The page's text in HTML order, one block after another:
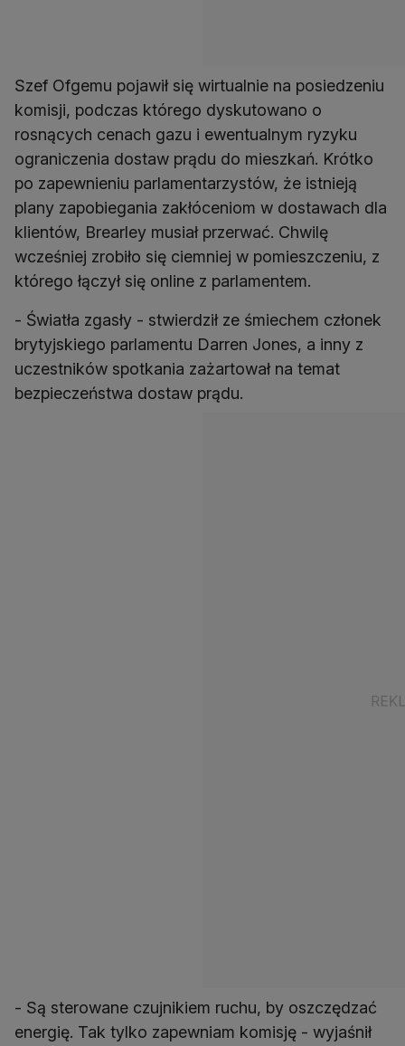
Szef Ofgemu pojawił się wirtualnie na posiedzeniu
komisji, podczas którego dyskutowano o
rosnących cenach gazu i ewentualnym ryzyku
ograniczenia dostaw prądu do mieszkań. Krótko
po zapewnieniu parlamentarzystów, że istnieją
plany zapobiegania zakłóceniom w dostawach dla
klientów, Brearley musiał przerwać. Chwilę
wcześniej zrobiło się ciemniej w pomieszczeniu, z
którego łączył się online z parlamentem.
- Światła zgasły - stwierdził ze śmiechem członek
brytyjskiego parlamentu Darren Jones, a inny z
uczestników spotkania zażartował na temat
bezpieczeństwa dostaw prądu.
- Są sterowane czujnikiem ruchu, by oszczędzać
energię. Tak tylko zapewniam komisję - wyjaśnił